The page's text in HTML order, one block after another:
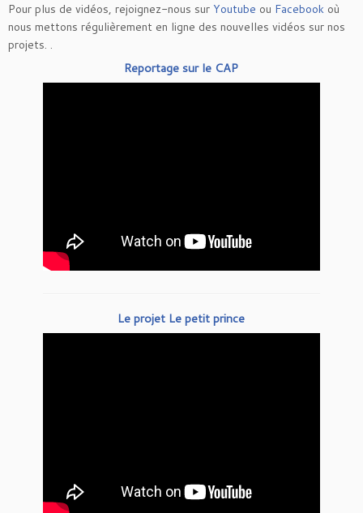
Pour plus de vidéos, rejoignez-nous sur Youtube ou Facebook où
nous mettons régulièrement en ligne des nouvelles vidéos sur nos
projets. .
Reportage sur le CAP
Le projet Le petit prince